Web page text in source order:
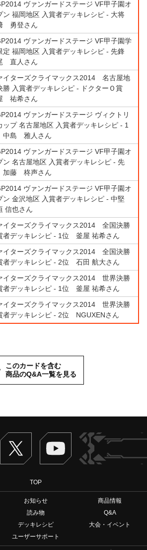
ヴァンガードステージ VF甲子園オ
ン 福岡地区 入賞者デッキレシピ - 大将
勇登さん
ヴァンガードステージ VF甲子園学
定 福岡地区 入賞者デッキレシピ - 先鋒
直人さん
イターズクライマックス2014 名古屋地
勝 入賞者デッキレシピ - ドクターＯ賞
祐希さん
ヴァンガードステージ ヴィクトリ
ップ 名古屋地区 入賞者デッキレシピ - 1
島 雅人さん
ヴァンガードステージ VF甲子園オ
ン 名古屋地区 入賞者デッキレシピ - 先
藤 柊声さん
ヴァンガードステージ VF甲子園オ
ン 金沢地区 入賞者デッキレシピ - 中堅
信也さん
イターズクライマックス2014 全国決勝
者デッキレシピ - 1位 釜屋 祐希さん
イターズクライマックス2014 全国決勝
者デッキレシピ - 2位 石田 航大さん
イターズクライマックス2014 世界決勝
者デッキレシピ - 1位 釜屋 祐希さん
イターズクライマックス2014 世界決勝
者デッキレシピ - 2位 NGUXENさん
このカードを含む
商品のQ&A一覧を見る
Twitter ヴァンガードch
TOP
お知らせ
商品情報
読み物
Q&A
デッキレシピ
大会・イベント
ユーザーサポート